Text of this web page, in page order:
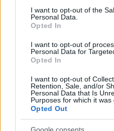
consent section.
I want to opt-out of the
Personal Data.
Opted In
I want to opt-out of
Personal Data for
Opted In
I want to opt-out of
Retention, Sale, and/or
Personal Data that Is
Purposes for which it was
Opted Out
Andrea Innocenti · 8 Ago 2026
INVESTIMENTI